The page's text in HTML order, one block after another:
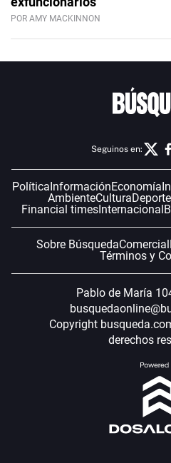
POR AMY MACKINNON
Seguinos en:
PolíticaInformaciónEconomía
AmbienteCultura
Financial timesInternacional
Sobre BúsquedaComercial
Términos y
Pablo de María
Copyright
derechos